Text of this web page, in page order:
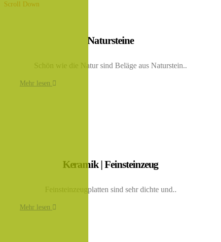
Scroll Down
Natursteine
Schön wie die Natur sind Beläge aus Naturstein..
Mehr lesen
Keramik | Feinsteinzeug
Feinsteinzeugplatten sind sehr dichte und..
Mehr lesen